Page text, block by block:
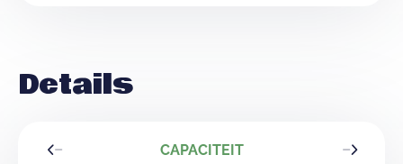
Details
CAPACITEIT